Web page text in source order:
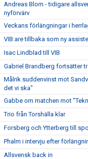
Andreas Blom - tidigare
nyförvärv
Veckans förlängningar i
VIB:are tillbaka som ny
Isac Lindblad till VIB
Gabriel Brandberg fortsätter
Målrik suddenvinst mot
det vi ska"
Gabbe om matchen mot
Trio från Torshälla klar
Forsberg och Ytterberg till
Phalm i intervju efter
Allsvensk back in